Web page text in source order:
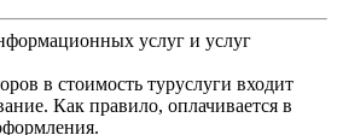
услуг и услуг
в стоимость туруслуги входит
Как правило, оплачивается в